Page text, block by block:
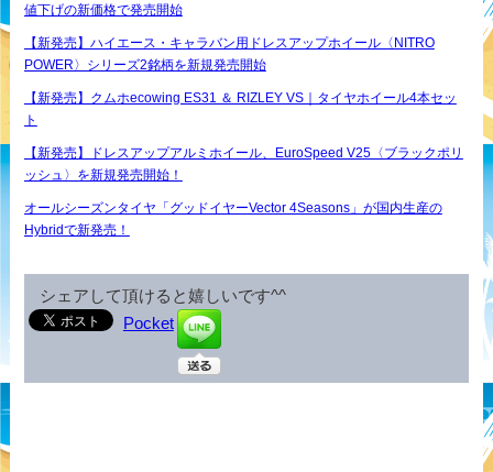
値下げの新価格で発売開始
【新発売】ハイエース・キャラバン用ドレスアップホイール〈NITRO
POWER〉シリーズ2銘柄を新規発売開始
【新発売】クムホecowing ES31 ＆ RIZLEY VS｜タイヤホイール4本セッ
ト
【新発売】ドレスアップアルミホイール、EuroSpeed V25〈ブラックポリ
ッシュ〉を新規発売開始！
オールシーズンタイヤ「グッドイヤーVector 4Seasons」が国内生産の
Hybridで新発売！
シェアして頂けると嬉しいです^^
Pocket